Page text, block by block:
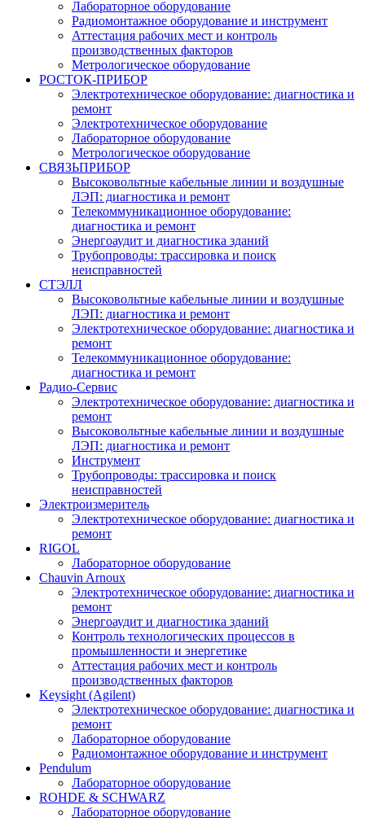
Лабораторное оборудование
Радиомонтажное оборудование и инструмент
Аттестация рабочих мест и контроль
производственных факторов
Метрологическое оборудование
РОСТОК-ПРИБОР
Электротехническое оборудование: диагностика и
ремонт
Электротехническое оборудование
Лабораторное оборудование
Метрологическое оборудование
СВЯЗЬПРИБОР
Высоковольтные кабельные линии и воздушные
ЛЭП: диагностика и ремонт
Телекоммуникационное оборудование:
диагностика и ремонт
Энергоаудит и диагностика зданий
Трубопроводы: трассировка и поиск
неисправностей
СТЭЛЛ
Высоковольтные кабельные линии и воздушные
ЛЭП: диагностика и ремонт
Электротехническое оборудование: диагностика и
ремонт
Телекоммуникационное оборудование:
диагностика и ремонт
Радио-Cервис
Электротехническое оборудование: диагностика и
ремонт
Высоковольтные кабельные линии и воздушные
ЛЭП: диагностика и ремонт
Инструмент
Трубопроводы: трассировка и поиск
неисправностей
Электроизмеритель
Электротехническое оборудование: диагностика и
ремонт
RIGOL
Лабораторное оборудование
Chauvin Arnoux
Электротехническое оборудование: диагностика и
ремонт
Энергоаудит и диагностика зданий
Контроль технологических процессов в
промышленности и энергетике
Аттестация рабочих мест и контроль
производственных факторов
Keysight (Agilent)
Электротехническое оборудование: диагностика и
ремонт
Лабораторное оборудование
Радиомонтажное оборудование и инструмент
Pendulum
Лабораторное оборудование
ROHDE & SCHWARZ
Лабораторное оборудование